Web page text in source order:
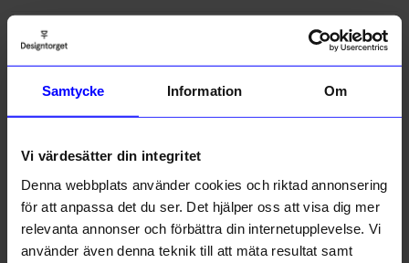
Samtycke Information Om
Vi värdesätter din integritet
Denna webbplats använder cookies och riktad annonsering
för att anpassa det du ser. Det hjälper oss att visa dig mer
relevanta annonser och förbättra din internetupplevelse. Vi
använder även denna teknik till att mäta resultat samt
Information
Om tillverkaren